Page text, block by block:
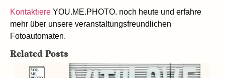
Kontaktiere YOU.ME.PHOTO. noch heute und erfahre
mehr über unsere veranstaltungsfreundlichen
Fotoautomaten.
Related Posts